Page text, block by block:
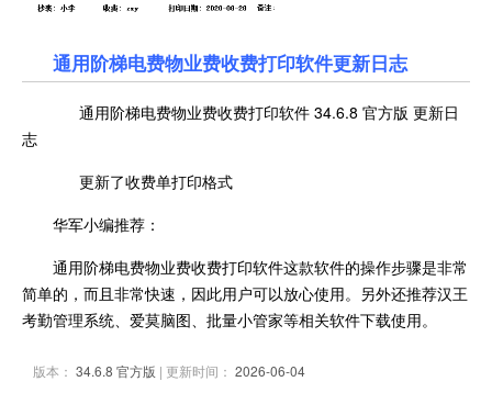
通用阶梯电费物业费收费打印软件更新日志
通用阶梯电费物业费收费打印软件 34.6.8 官方版 更新日
志
更新了收费单打印格式
华军小编推荐：
通用阶梯电费物业费收费打印软件这款软件的操作步骤是非常
简单的，而且非常快速，因此用户可以放心使用。另外还推荐汉王
考勤管理系统、爱莫脑图、批量小管家等相关软件下载使用。
版本： 34.6.8 官方版 | 更新时间： 2026-06-04